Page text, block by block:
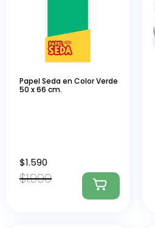
Papel Seda en Color Verde
50 x 66 cm.
$1.990
$1.590